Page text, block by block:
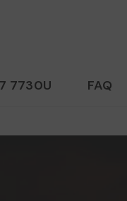
7730U FAQ